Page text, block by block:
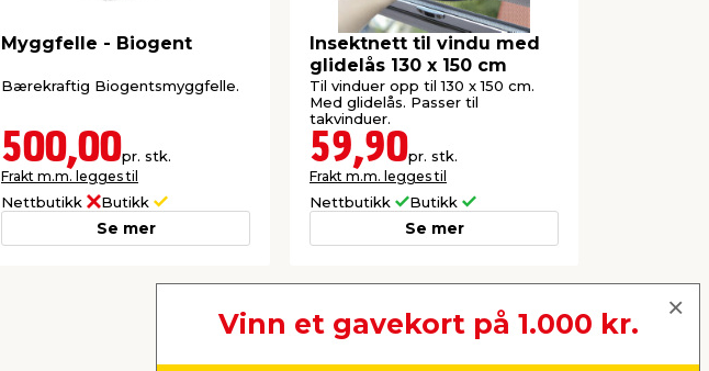
Myggfelle - Biogent
Bærekraftig Biogentsmyggfelle.
500,00pr. stk.
Frakt m.m. legges til
Nettbutikk Butikk
Se mer
Insektnett til vindu med
glidelås 130 x 150 cm
Til vinduer opp til 130 x 150 cm.
Med glidelås. Passer til
takvinduer.
59,90pr. stk.
Frakt m.m. legges til
Nettbutikk Butikk
Se mer
Neste
Vinn et gavekort på 1.000 kr.